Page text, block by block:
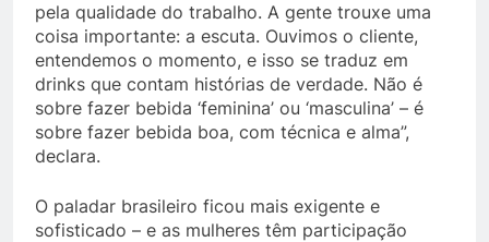
pela qualidade do trabalho. A gente trouxe uma
coisa importante: a escuta. Ouvimos o cliente,
entendemos o momento, e isso se traduz em
drinks que contam histórias de verdade. Não é
sobre fazer bebida ‘feminina’ ou ‘masculina’ – é
sobre fazer bebida boa, com técnica e alma”,
declara.
O paladar brasileiro ficou mais exigente e
sofisticado – e as mulheres têm participação